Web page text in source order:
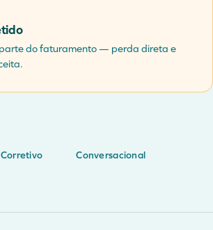
do faturamento — perda direta e
Corretivo Conversacional